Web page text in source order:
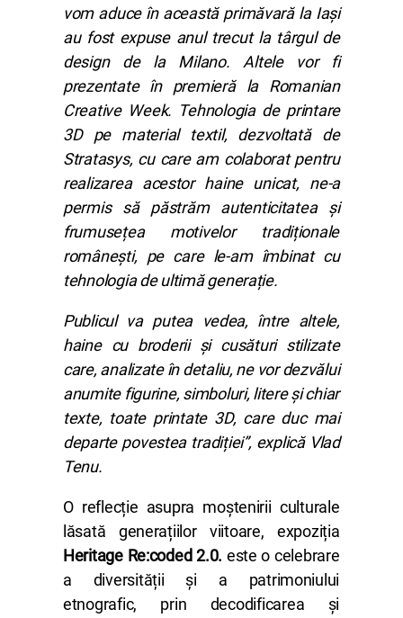
vom aduce în această primăvară la Iași
au fost expuse anul trecut la târgul de
design de la Milano. Altele vor fi
prezentate în premieră la Romanian
Creative Week. Tehnologia de printare
3D pe material textil, dezvoltată de
Stratasys, cu care am colaborat pentru
realizarea acestor haine unicat, ne-a
permis să păstrăm autenticitatea și
frumusețea motivelor tradiționale
românești, pe care le-am îmbinat cu
tehnologia de ultimă generație.
Publicul va putea vedea, între altele,
haine cu broderii și cusături stilizate
care, analizate în detaliu, ne vor dezvălui
anumite figurine, simboluri, litere și chiar
texte, toate printate 3D, care duc mai
departe povestea tradiției”, explică Vlad
Tenu.
O reflecție asupra moștenirii culturale
lăsată generațiilor viitoare, expoziția
Heritage Re:coded 2.0. este o celebrare
a diversității și a patrimoniului
etnografic, prin decodificarea și